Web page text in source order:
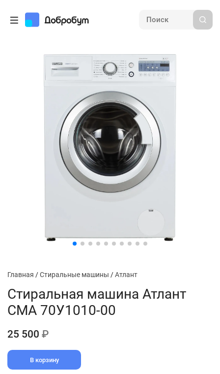
Главная /Стиральные машины /Атлант
Стиральная машина Атлант
СМА 70У1010-00
25 500 ₽
В корзину